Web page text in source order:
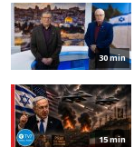
30 min
15 min